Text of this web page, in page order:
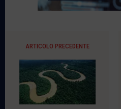
ARTICOLO PRECEDENTE